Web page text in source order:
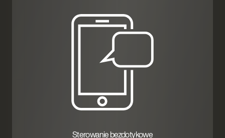
Sterowanie bezdotykowe